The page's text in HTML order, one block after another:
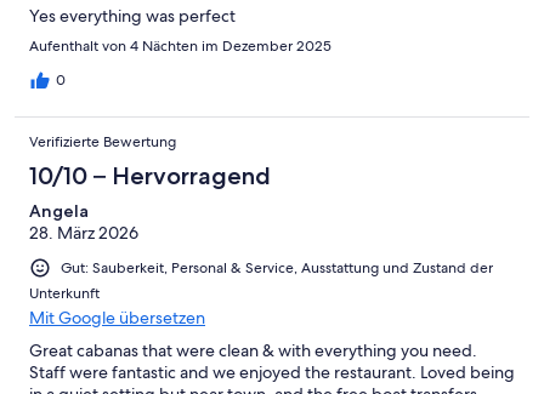
Yes everything was perfect
Aufenthalt von 4 Nächten im Dezember 2025
0
Verifizierte Bewertung
10/10 – Hervorragend
Angela
28. März 2026
Gut: Sauberkeit, Personal & Service, Ausstattung und Zustand der
Unterkunft
Mit Google übersetzen
Great cabanas that were clean & with everything you need.
Staff were fantastic and we enjoyed the restaurant. Loved being